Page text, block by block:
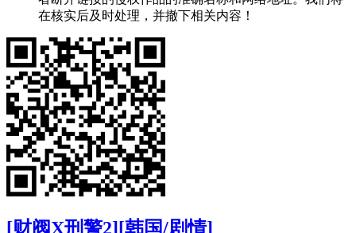
在核实后及时处理，并撤下相关内容！
[财阀X刑警2][韩国/剧情]